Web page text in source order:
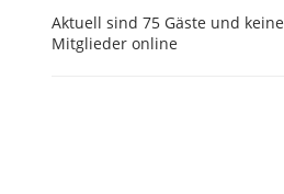
Aktuell sind 75 Gäste und keine
Mitglieder online